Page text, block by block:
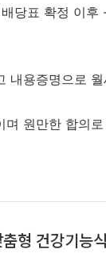
표 확정 이후 -
증명으로 월
만한 합의로